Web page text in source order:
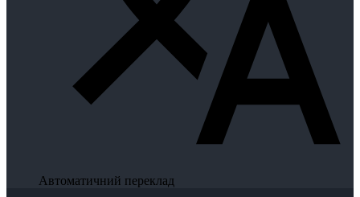
Автоматичний переклад